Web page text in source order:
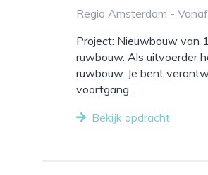
Regio Amsterdam -
Project: Nieuwbouw van
ruwbouw. Als uitvoerder
ruwbouw. Je bent
voortgang...
Bekijk opdracht